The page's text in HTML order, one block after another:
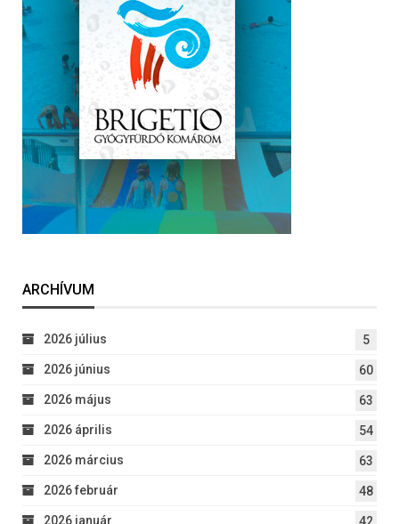
ARCHÍVUM
2026 július 5
2026 június 60
2026 május 63
2026 április 54
2026 március 63
2026 február 48
2026 január